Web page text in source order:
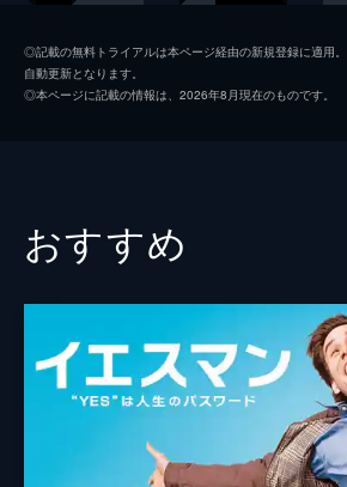
◎記載の無料トライアルは本ページ経由の新規登録に適用
自動更新となります。
◎本ページに記載の情報は、2026年8月現在のものです。
おすすめ